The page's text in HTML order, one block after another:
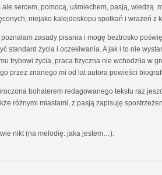
sercem, pomocą, uśmiechem, pasją, wiedzą
niejako kalejdoskopu spotkań i wrażeń z
poznałam zasady pisania i mogę beztrosko
standard życia i oczekiwania. A jak i to nie
trybowi życia, praca fizyczna nie wchodziła w
przez znanego mi od lat autora powieści
bohaterem redagowanego tekstu raz
różnymi miastami, z pasją zapisuję
nikt (na melodię: jaka jestem…).